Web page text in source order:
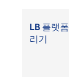
LB 플랫
리기